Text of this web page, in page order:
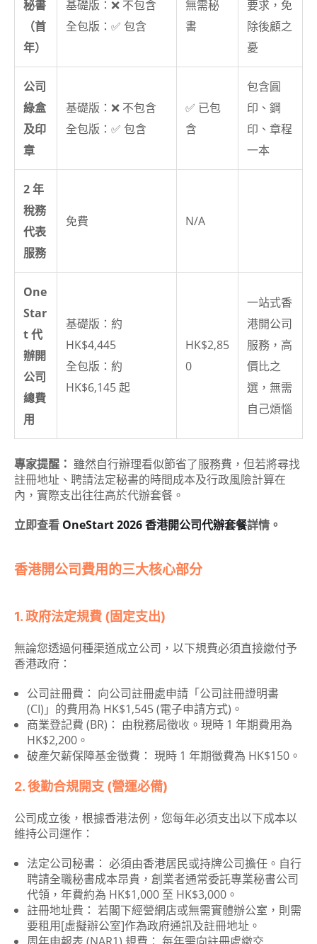
秘書
（首
年）
基礎版：❌ 不包含
全包版：✅ 包含
無需秘
書
要求，免
除後顧之
憂
公司
綠盒
及印
章
基礎版：❌ 不包含
全包版：✅ 包含
✅ 已包
含
包含圓
印、鋼
印、章程
一本
2 年
稅務
代表
服務
免費 N/A
One
Star
t 代
辦開
公司
總費
用
基礎版：約
HK$4,445
全包版：約
HK$6,145 起
HK$2,85
0
一站式香
港開公司
服務，高
價比之
選，無需
自己煩惱
專家提醒： 雖然自行辦理看似節省了服務費，但若將尋找
註冊地址、聘請法定秘書的時間成本及行政風險計算在
內，實際支出往往高於代辦套餐。
立即查看 OneStart 2026香港開公司代辦套餐詳情。
香港開公司費用的三大核心部分
1. 政府法定規費 (固定支出)
無論您透過何種渠道成立公司，以下規費必須直接繳付予
香港政府：
公司註冊費： 向公司註冊處申請「公司註冊證明書
(CI)」的費用為 HK$1,545 (電子申請方式)。
商業登記費 (BR)： 由稅務局徵收。現時 1 年期費用為
HK$2,200。
破產欠薪保障基金徵費： 現時 1 年期徵費為 HK$150。
2. 後勤合規開支 (營運必備)
公司成立後，根據香港法例，您每年必須支出以下成本以
維持公司運作：
法定公司秘書： 必須由香港居民或持牌公司擔任。自行
聘請全職秘書成本昂貴，創業者通常委託專業秘書公司
代領，年費約為 HK$1,000 至 HK$3,000。
註冊地址費： 若閣下經營網店或無需實體辦公室，則需
要租用[虛擬辦公室]作為政府通訊及註冊地址。